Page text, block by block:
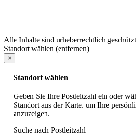
Alle Inhalte sind urheberrechtlich
Standort wählen (entfernen)
×
Standort wählen
Geben Sie Ihre Postleitzahl ein oder
Standort aus der Karte, um Ihre
anzuzeigen.
Suche nach Postleitzahl